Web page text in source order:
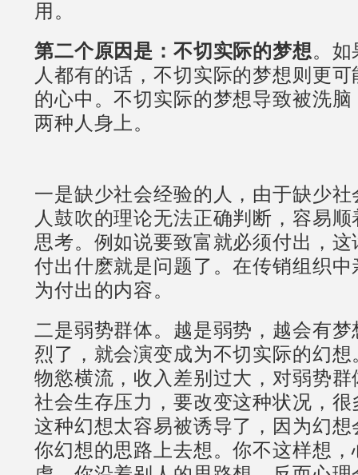
用。
第二个原因是：不切实际的梦想。如
人都有的话，不切实际的梦想则更
的心中。不切实际的梦想导致被洗
两种人身上。
一是缺少社会经验的人，由于缺少
人鼓吹的理论无法正确判断，容易
思考。例如说要致富就必须付出，
付出什麽就是问题了。在传销组织
为付出的内容。
二是弱势群体。越是弱势，越会有
烈了，就会演变成为不切实际的幻
物慾横流，收入差别过大，对弱势
社会生存压力，要改变这种状况，
这种幻想太容易被诱导了，因为幻
你幻想的思路上去想。你不这样想